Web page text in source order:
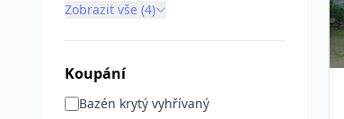
Zobrazit vše (4)
Koupání
Bazén krytý vyhřívaný